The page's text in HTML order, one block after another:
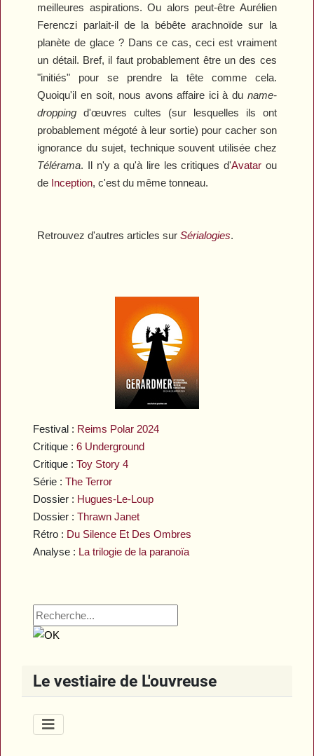
Festival : Reims Polar 2024
Critique :6 Underground
Critique :Toy Story 4
Série :The Terror
Dossier : Hugues-Le-Loup
Dossier :Thrawn Janet
Rétro : Du Silence Et Des Ombres
Analyse : La trilogie de la paranoïa
Le vestiaire de L'ouvreuse
meilleures aspirations. Ou alors peut-être Aurélien
Ferenczi parlait-il de la bébête arachnoïde sur la
planète de glace ? Dans ce cas, ceci est vraiment
un détail. Bref, il faut probablement être un des ces
"initiés" pour se prendre la tête comme cela.
Quoiqu'il en soit, nous avons affaire ici à du name-
droppingd'œuvres cultes (sur lesquelles ils ont
probablement mégoté à leur sortie) pour cacher son
ignorance du sujet, technique souvent utilisée chez
Télérama. Il n'y a qu'à lire les critiques d'Avatar ou
de Inception, c'est du même tonneau.
Retrouvez d'autres articles surSérialogies.